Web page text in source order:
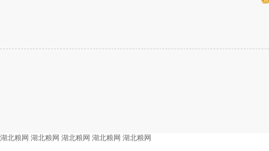
湖北粮网 湖北粮网 湖北粮网 湖北粮网 湖北粮网